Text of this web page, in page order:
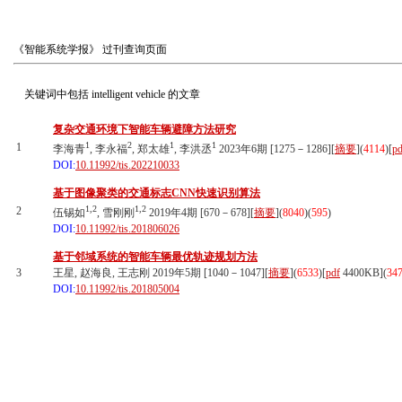
《智能系统学报》 过刊查询页面
关键词中包括 intelligent vehicle 的文章
1
复杂交通环境下智能车辆避障方法研究
李海青1, 李永福2, 郑太雄1, 李洪丞1 2023年6期 [1275－1286][摘要](4114)[
DOI:10.11992/tis.202210033
2
基于图像聚类的交通标志CNN快速识别算法
伍锡如1,2, 雪刚刚 1,2 2019年4期 [670－678][摘要](8040)(595)
DOI:10.11992/tis.201806026
3
基于邻域系统的智能车辆最优轨迹规划方法
王星, 赵海良, 王志刚 2019年5期 [1040－1047][摘要](6533)[pdf 4400KB](
DOI:10.11992/tis.201805004